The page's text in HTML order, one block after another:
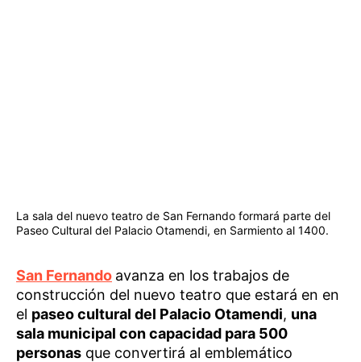
La sala del nuevo teatro de San Fernando formará parte del
Paseo Cultural del Palacio Otamendi, en Sarmiento al 1400.
San Fernando avanza en los trabajos de
construcción del nuevo teatro que estará en en
el paseo cultural del Palacio Otamendi, una
sala municipal con capacidad para 500
personas que convertirá al emblemático